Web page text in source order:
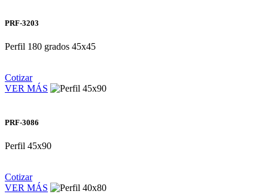
PRF-3203
Perfil 180 grados 45x45
Cotizar
VER MÁS
PRF-3086
Perfil 45x90
Cotizar
VER MÁS